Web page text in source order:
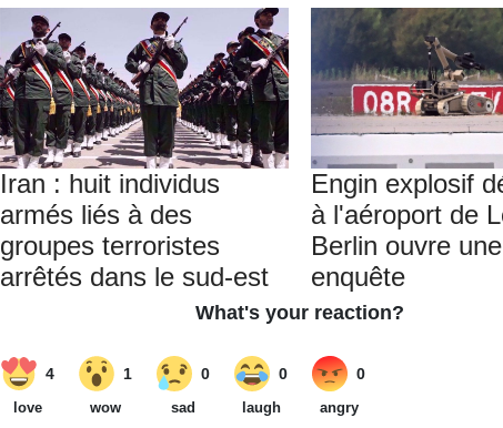
Iran : huit individus
armés liés à des
groupes terroristes
arrêtés dans le sud-est
Engin explosif
à l'aéroport de
Berlin ouvre une
enquête